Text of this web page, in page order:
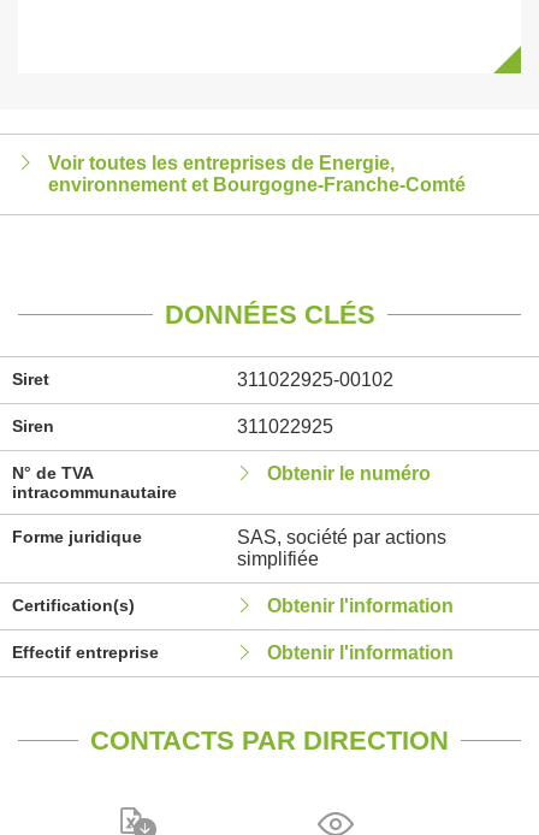
Voir toutes les entreprises de Energie,
environnement et Bourgogne-Franche-Comté
DONNÉES CLÉS
Siret 311022925-00102
Siren 311022925
N° de TVA
intracommunautaire
Obtenir le numéro
Forme juridique
SAS, société par actions
simplifiée
Certification(s) Obtenir l'information
Effectif entreprise Obtenir l'information
CONTACTS PAR DIRECTION